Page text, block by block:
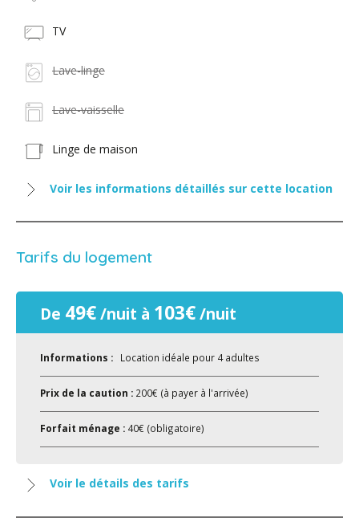
TV
Lave-linge
Lave-vaisselle
Linge de maison
Voir les informations détaillés sur cette location
Tarifs du logement
De 49€/nuit à 103€/nuit
Informations : Location idéale pour 4 adultes
Prix de la caution : 200€ (à payer à l'arrivée)
Forfait ménage : 40€ (obligatoire)
Voir le détails des tarifs